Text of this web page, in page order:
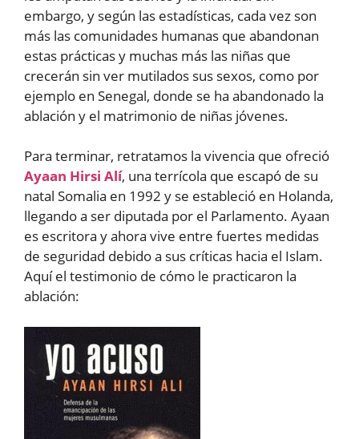
embargo, y según las estadísticas, cada vez son
más las comunidades humanas que abandonan
estas prácticas y muchas más las niñas que
crecerán sin ver mutilados sus sexos, como por
ejemplo en Senegal, donde se ha abandonado la
ablación y el matrimonio de niñas jóvenes.
Para terminar, retratamos la vivencia que ofreció
Ayaan Hirsi Alí, una terrícola que escapó de su
natal Somalia en 1992 y se estableció en Holanda,
llegando a ser diputada por el Parlamento. Ayaan
es escritora y ahora vive entre fuertes medidas
de seguridad debido a sus críticas hacia el Islam.
Aquí el testimonio de cómo le practicaron la
ablación: